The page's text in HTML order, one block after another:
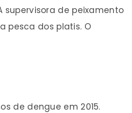
supervisora de peixamento
pesca dos platis. O
de dengue em 2015.